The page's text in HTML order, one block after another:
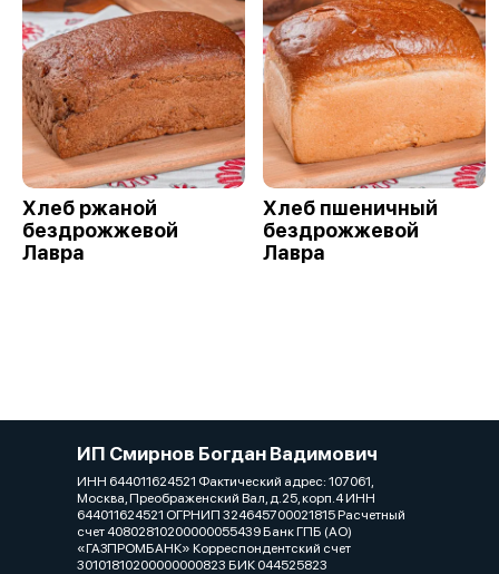
Хлеб ржаной
бездрожжевой
Лавра
Хлеб пшеничный
бездрожжевой
Лавра
ИП Смирнов Богдан Вадимович
ИНН 644011624521 Фактический адрес: 107061,
Москва, Преображенский Вал, д.25, корп.4 ИНН
644011624521 ОГРНИП 324645700021815 Расчетный
счет 40802810200000055439 Банк ГПБ (АО)
«ГАЗПРОМБАНК» Корреспондентский счет
30101810200000000823 БИК 044525823